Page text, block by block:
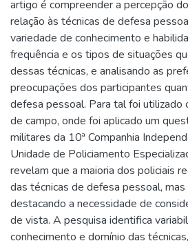
artigo é compreender a percepção
relação às técnicas de defesa
variedade de conhecimento e
frequência e os tipos de situações
dessas técnicas, e analisando as
preocupações dos participantes
defesa pessoal. Para tal foi utilizado
de campo, onde foi aplicado um
militares da 10ª Companhia
Unidade de Policiamento
revelam que a maioria dos policiais
das técnicas de defesa pessoal, mas
destacando a necessidade de
de vista. A pesquisa identifica
conhecimento e domínio das